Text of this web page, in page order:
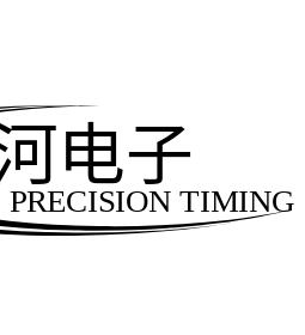
PRECISION TIMING
电子